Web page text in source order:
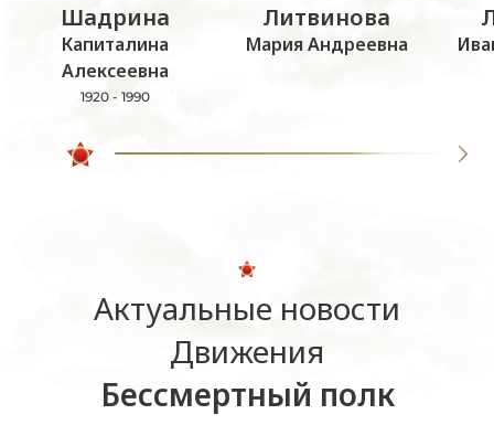
Шадрина
Капиталина
Алексеевна
1920 - 1990
Литвинова
Мария Андреевна
Актуальные новости
Движения
Бессмертный полк